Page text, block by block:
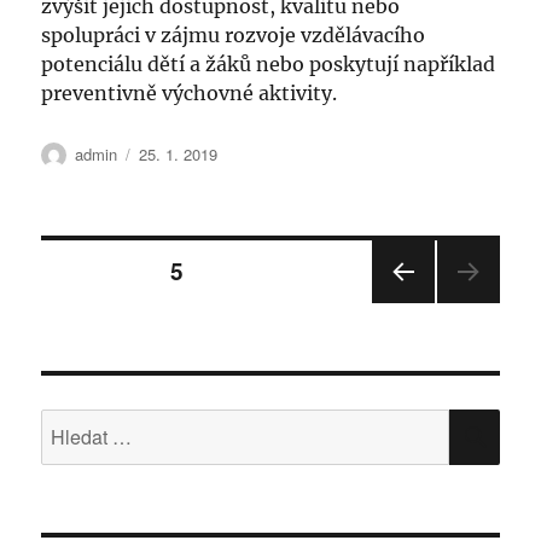
zvýšit jejich dostupnost, kvalitu nebo
spolupráci v zájmu rozvoje vzdělávacího
potenciálu dětí a žáků nebo poskytují například
preventivně výchovné aktivity.
Autor:
admin Publikováno:
25. 1. 2019
Stránkování
STRÁ
NKA
STRÁNKA:5